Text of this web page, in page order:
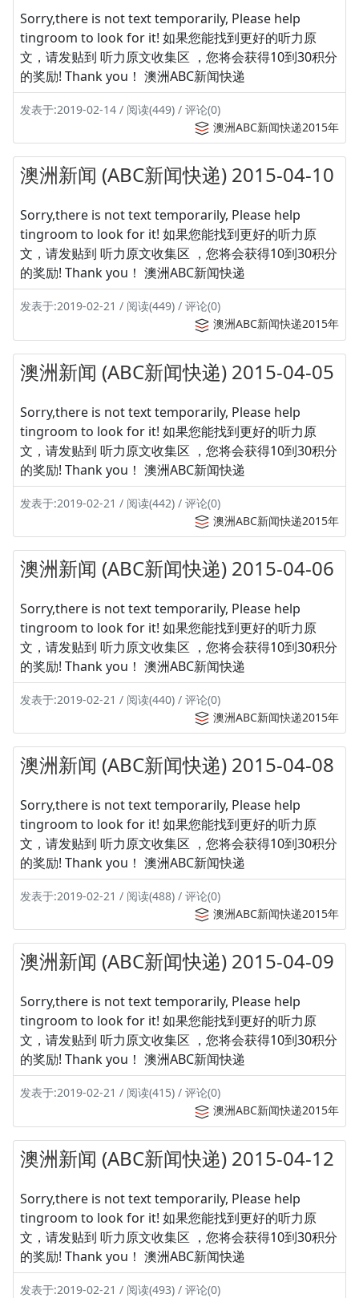
Sorry,there is not text temporarily, Please help
tingroom to look for it! 如果您能找到更好的听力原
文，请发贴到 听力原文收集区 ，您将会获得10到30积分
的奖励! Thank you！ 澳洲ABC新闻快递
发表于:2019-02-14 / 阅读(449) / 评论(0)
澳洲ABC新闻快递2015年
澳洲新闻 (ABC新闻快递) 2015-04-10
Sorry,there is not text temporarily, Please help
tingroom to look for it! 如果您能找到更好的听力原
文，请发贴到 听力原文收集区 ，您将会获得10到30积分
的奖励! Thank you！ 澳洲ABC新闻快递
发表于:2019-02-21 / 阅读(449) / 评论(0)
澳洲ABC新闻快递2015年
澳洲新闻 (ABC新闻快递) 2015-04-05
Sorry,there is not text temporarily, Please help
tingroom to look for it! 如果您能找到更好的听力原
文，请发贴到 听力原文收集区 ，您将会获得10到30积分
的奖励! Thank you！ 澳洲ABC新闻快递
发表于:2019-02-21 / 阅读(442) / 评论(0)
澳洲ABC新闻快递2015年
澳洲新闻 (ABC新闻快递) 2015-04-06
Sorry,there is not text temporarily, Please help
tingroom to look for it! 如果您能找到更好的听力原
文，请发贴到 听力原文收集区 ，您将会获得10到30积分
的奖励! Thank you！ 澳洲ABC新闻快递
发表于:2019-02-21 / 阅读(440) / 评论(0)
澳洲ABC新闻快递2015年
澳洲新闻 (ABC新闻快递) 2015-04-08
Sorry,there is not text temporarily, Please help
tingroom to look for it! 如果您能找到更好的听力原
文，请发贴到 听力原文收集区 ，您将会获得10到30积分
的奖励! Thank you！ 澳洲ABC新闻快递
发表于:2019-02-21 / 阅读(488) / 评论(0)
澳洲ABC新闻快递2015年
澳洲新闻 (ABC新闻快递) 2015-04-09
Sorry,there is not text temporarily, Please help
tingroom to look for it! 如果您能找到更好的听力原
文，请发贴到 听力原文收集区 ，您将会获得10到30积分
的奖励! Thank you！ 澳洲ABC新闻快递
发表于:2019-02-21 / 阅读(415) / 评论(0)
澳洲ABC新闻快递2015年
澳洲新闻 (ABC新闻快递) 2015-04-12
Sorry,there is not text temporarily, Please help
tingroom to look for it! 如果您能找到更好的听力原
文，请发贴到 听力原文收集区 ，您将会获得10到30积分
的奖励! Thank you！ 澳洲ABC新闻快递
发表于:2019-02-21 / 阅读(493) / 评论(0)